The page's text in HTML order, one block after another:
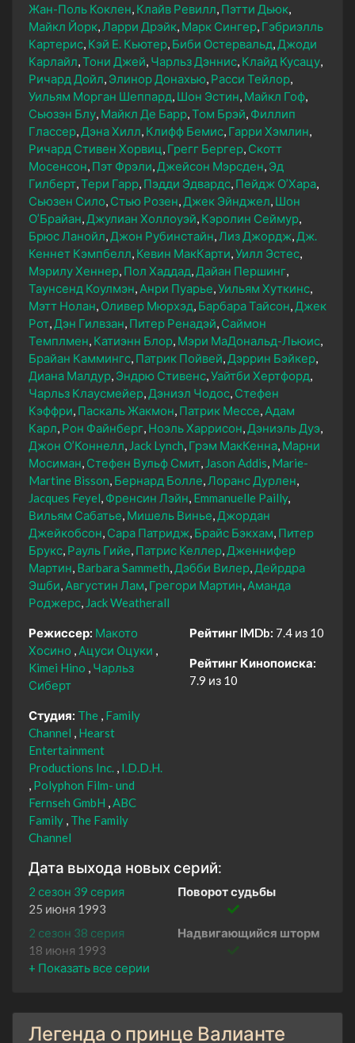
Жан-Поль Коклен Клайв Ревилл Пэтти Дьюк
Майкл Йорк Ларри Дрэйк Марк Сингер Гэбриэлль
Картерис Кэй Е. Кьютер Биби Остервальд Джоди
Карлайл Тони Джей Чарльз Дэннис Клайд Кусацу
Ричард Дойл Элинор Донахью Расси Тейлор
Уильям Морган Шеппард Шон Эстин Майкл Гоф
Сьюзэн Блу Майкл Де Барр Том Брэй Филлип
Глассер Дэна Хилл Клифф Бемис Гарри Хэмлин
Ричард Стивен Хорвиц Грегг Бергер Скотт
Мосенсон Пэт Фрэли Джейсон Мэрсден Эд
Гилберт Тери Гарр Пэдди Эдвардс Пейдж О’Хара
Сьюзен Сило Стью Розен Джек Эйнджел Шон
О’Брайан Джулиан Холлоуэй Кэролин Сеймур
Брюс Ланойл Джон Рубинстайн Лиз Джордж Дж.
Кеннет Кэмпбелл Кевин МакКарти Уилл Эстес
Мэрилу Хеннер Пол Хаддад Дайан Першинг
Таунсенд Коулмэн Анри Пуарье Уильям Хуткинс
Мэтт Нолан Оливер Мюрхэд Барбара Тайсон Джек
Рот Дэн Гилвзан Питер Ренадэй Саймон
Темплмен Катиэнн Блор Мэри МаДональд-Льюис
Брайан Каммингс Патрик Пойвей Дэррин Бэйкер
Диана Малдур Эндрю Стивенс Уайтби Хертфорд
Чарльз Клаусмейер Дэниэл Чодос Стефен
Кэффри Паскаль Жакмон Патрик Мессе Адам
Карл Рон Файнберг Ноэль Харрисон Дэниэль Дуэ
Джон О’Коннелл Jack Lynch Грэм МакКенна Марни
Мосиман Стефен Вульф Смит Jason Addis Marie-
Martine Bisson Бернард Болле Лоранс Дурлен
Jacques Feyel Френсин Лэйн Emmanuelle Pailly
Вильям Сабатье Мишель Винье Джордан
Джейкобсон Сара Патридж Брайс Бэкхам Питер
Брукс Рауль Гийе Патрис Келлер Дженнифер
Мартин Barbara Sammeth Дэбби Вилер Дейрдра
Эшби Августин Лам Грегори Мартин Аманда
Роджерс Jack Weatherall
Режиссер: Макото
Хосино
Ацуси Оцуки
Kimei Hino
Чарльз
Сиберт
Студия: The Family
Channel
Hearst
Entertainment
Productions Inc. I.D.D.H.
Polyphon Film- und
Fernseh GmbH ABC
Family The Family
Channel
Рейтинг IMDb: 7.4 из 10
Рейтинг Кинопоиска:
7.9 из 10
Дата выхода новых серий:
2 сезон 39 серия
Поворот судьбы
25 июня 1993
2 сезон 38 серия
Надвигающийся шторм
18 июня 1993
2 сезон 37 серия
2 сезон 36 серия
Новый рассвет
4 июня 1993
Легенда о принце Валианте